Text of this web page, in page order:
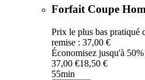
Forfait Coupe
Prix le plus bas pratiqué
remise : 37,00 €
Économisez jusqu'à 50%
37,00 €18,50 €
55min